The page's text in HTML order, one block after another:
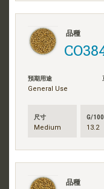
品種
預期用途
General Use
尺寸
Medium
G/
13.2
品種